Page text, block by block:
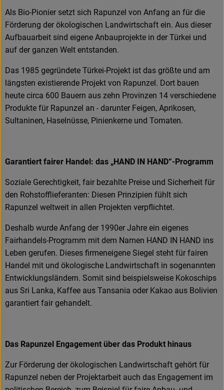
Als Bio-Pionier setzt sich Rapunzel von Anfang an für die
Förderung der ökologischen Landwirtschaft ein. Aus dieser
Aufbauarbeit sind eigene Anbauprojekte in der Türkei und
auf der ganzen Welt entstanden.
Das 1985 gegründete Türkei-Projekt ist das größte und am
längsten existierende Projekt von Rapunzel. Dort bauen
heute circa 600 Bauern aus zehn Provinzen 14 verschiedene
Produkte für Rapunzel an - darunter Feigen, Aprikosen,
Sultaninen, Haselnüsse, Pinienkerne und Tomaten.
Garantiert fairer Handel: das „HAND IN HAND“-Programm
Soziale Gerechtigkeit, fair bezahlte Preise und Sicherheit für
den Rohstofflieferanten: Diesen Prinzipien fühlt sich
Rapunzel weltweit in allen Projekten verpflichtet.
Deshalb wurde Anfang der 1990er Jahre ein eigenes
Fairhandels-Programm mit dem Namen HAND IN HAND ins
Leben gerufen. Dieses firmeneigene Siegel steht für fairen
Handel mit und ökologische Landwirtschaft in sogenannten
Entwicklungsländern. Somit sind beispielsweise Kokoschips
aus Sri Lanka, Kaffee aus Tansania oder Kakao aus Bolivien
garantiert fair gehandelt.
Das Rapunzel Engagement über das Produkt hinaus
Zur Förderung der ökologischen Landwirtschaft gehört für
Rapunzel neben der Projektarbeit auch das Engagement im